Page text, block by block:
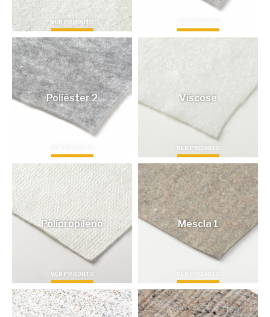
VER PRODUTO
Poliéster 2 Viscose
VER PRODUTO
Polipropileno
VER PRODUTO
Mescla 1
VER PRODUTO